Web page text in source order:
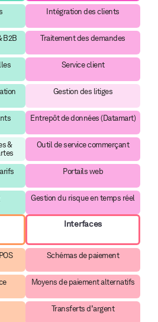
B2B
&
Intégration des clients
Traitement des demandes
Service client
Gestion des litiges
Entrepôt de données (Datamart)
Outil de service commerçant
Portails web
Gestion du risque en temps réel
Interfaces
Schémas de paiement
Moyens de paiement alternatifs
Transferts d’argent